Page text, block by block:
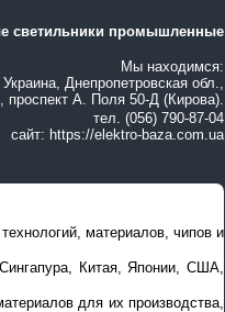
светильники промышленные
Мы находимся:
Украина, Днепропетровская обл.,
проспект А. Поля 50-Д (Кирова).
тел. (056) 790-87-04
сайт: https://elektro-baza.com.ua
материалов, чипов и
Китая, Японии, США,
для их производства,